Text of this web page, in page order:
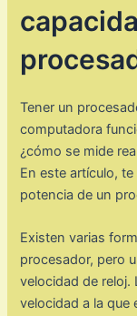
Tener un
computadora
¿cómo se mide
En este artículo,
potencia de un
Existen varias
procesador, pero
velocidad de reloj.
velocidad a la que